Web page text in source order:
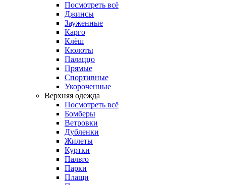
Посмотреть всё
Джинсы
Зауженные
Карго
Клёш
Кюлоты
Палаццо
Прямые
Спортивные
Укороченные
Верхняя одежда
Посмотреть всё
Бомберы
Ветровки
Дубленки
Жилеты
Куртки
Пальто
Парки
Плащи